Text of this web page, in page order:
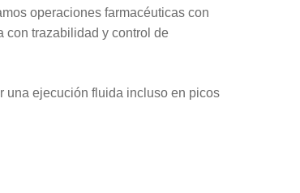
operaciones farmacéuticas con
con trazabilidad y control de
una ejecución fluida incluso en picos